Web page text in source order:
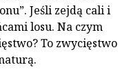
Jeśli zejdą cali i
losu. Na czym
To zwycięstwo